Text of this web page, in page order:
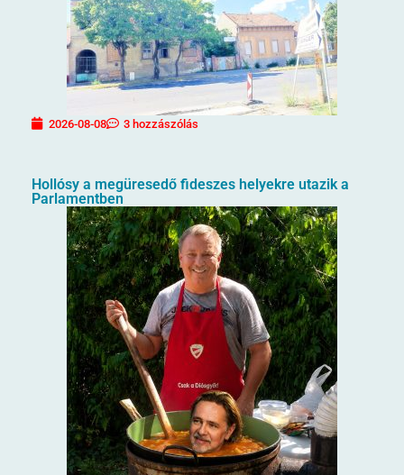
2026-08-08 3 hozzászólás
Hollósy a megüresedő fideszes helyekre utazik a
Parlamentben